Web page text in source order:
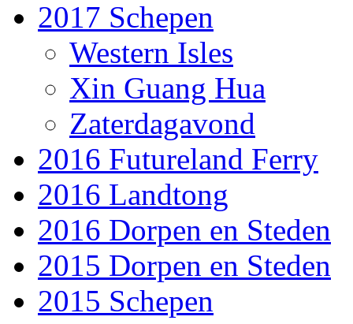
2017 Schepen
Western Isles
Xin Guang Hua
Zaterdagavond
2016 Futureland Ferry
2016 Landtong
2016 Dorpen en Steden
2015 Dorpen en Steden
2015 Schepen